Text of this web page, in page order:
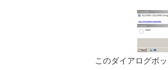
このダイアログボ